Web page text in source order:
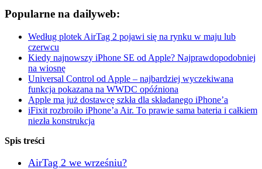
Popularne na dailyweb:
Według plotek AirTag 2 pojawi się na rynku w maju lub
czerwcu
Kiedy najnowszy iPhone SE od Apple? Najprawdopodobniej
na wiosnę
Universal Control od Apple – najbardziej wyczekiwana
funkcja pokazana na WWDC opóźniona
Apple ma już dostawcę szkła dla składanego iPhone’a
iFixit rozbroiło iPhone’a Air. To prawie sama bateria i całkiem
niezła konstrukcja
Spis treści
AirTag 2 we wrześniu?